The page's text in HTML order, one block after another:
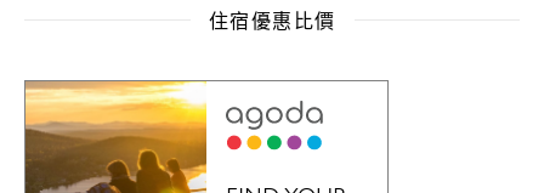
住宿優惠比價